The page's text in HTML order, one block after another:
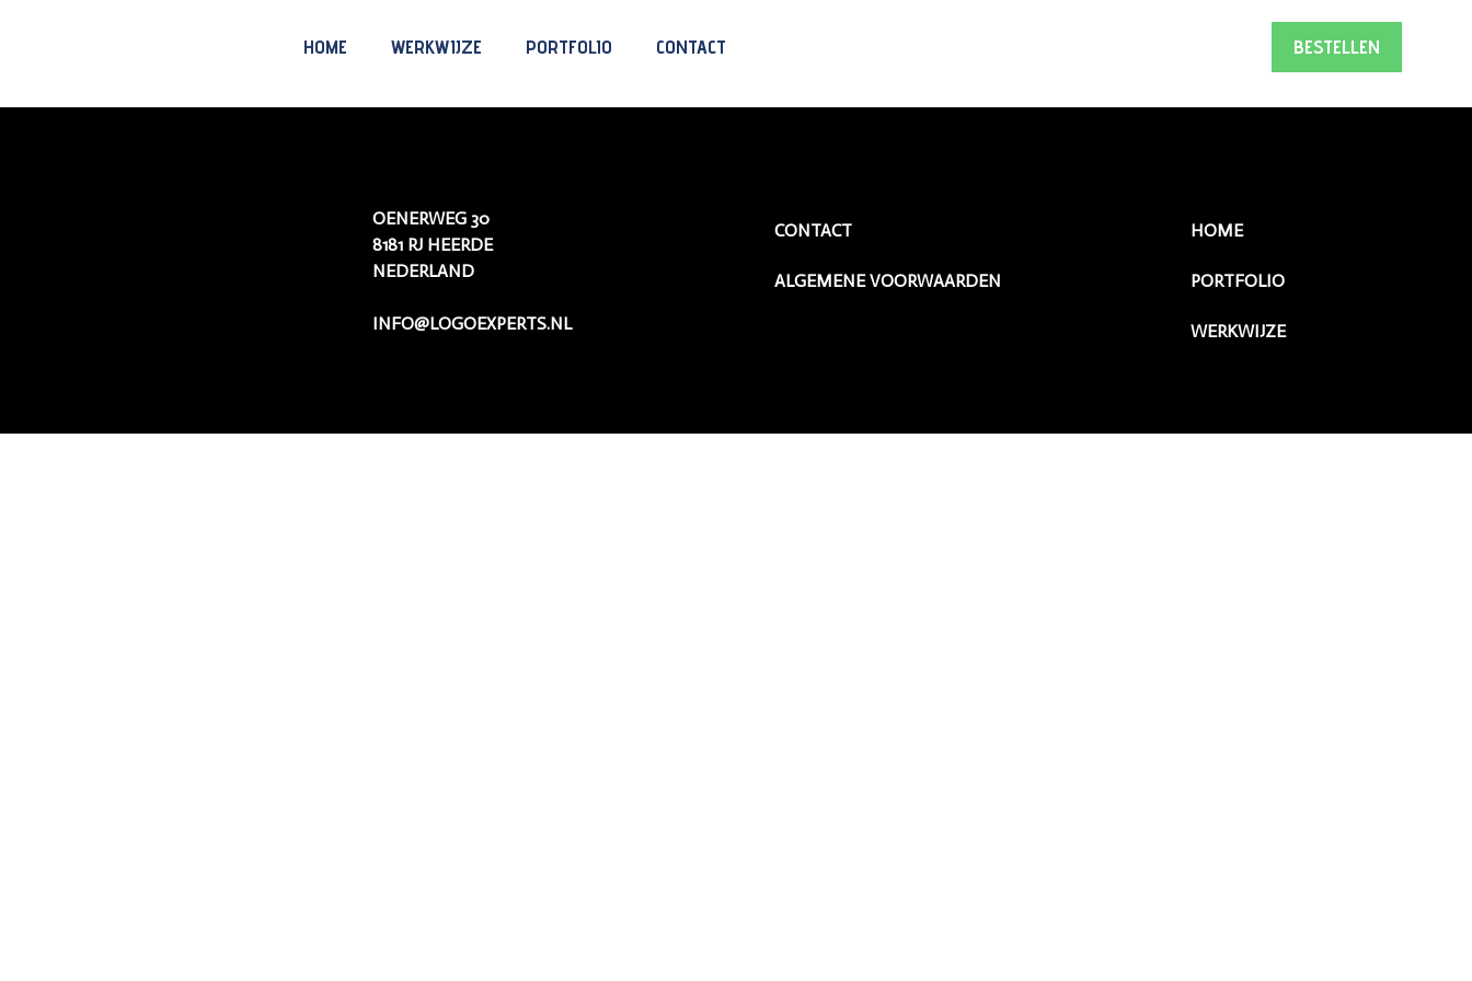
HOME WERKWIJZE PORTFOLIO CONTACT BESTELLEN
VIJVER SERVICE
OENERWEG 30
8181 RJ HEERDE
NEDERLAND
INFO@LOGOEXPERTS.NL
CONTACT
ALGEMENE VOORWAARDEN
HOME
PORTFOLIO
WERKWIJZE